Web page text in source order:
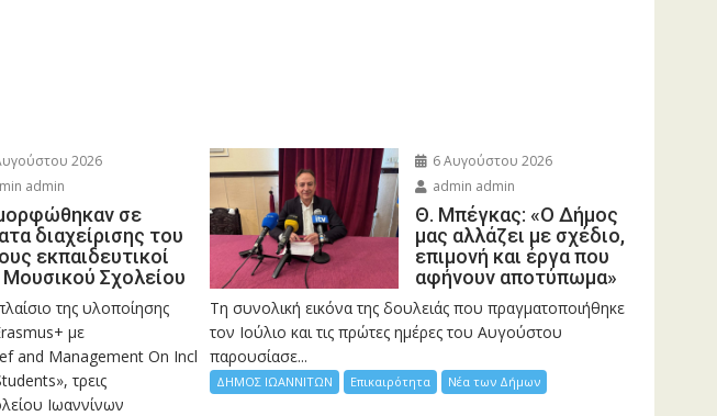
2026
admin
σε
διαχείρισης του
εκπαιδευτικοί
Σχολείου
της υλοποίησης
με
and Management On Incl
τρεις
Ιωαννίνων
6 Αυγούστου 2026
admin admin
Θ. Μπέγκας: «Ο Δήμος
μας αλλάζει με σχέδιο,
επιμονή και έργα που
αφήνουν αποτύπωμα»
Τη συνολική εικόνα της δουλειάς που πραγματοποιήθηκε
τον Ιούλιο και τις πρώτες ημέρες του Αυγούστου
παρουσίασε...
ΔΗΜΟΣ ΙΩΑΝΝΙΤΩΝ Επικαιρότητα Νέα των Δήμων